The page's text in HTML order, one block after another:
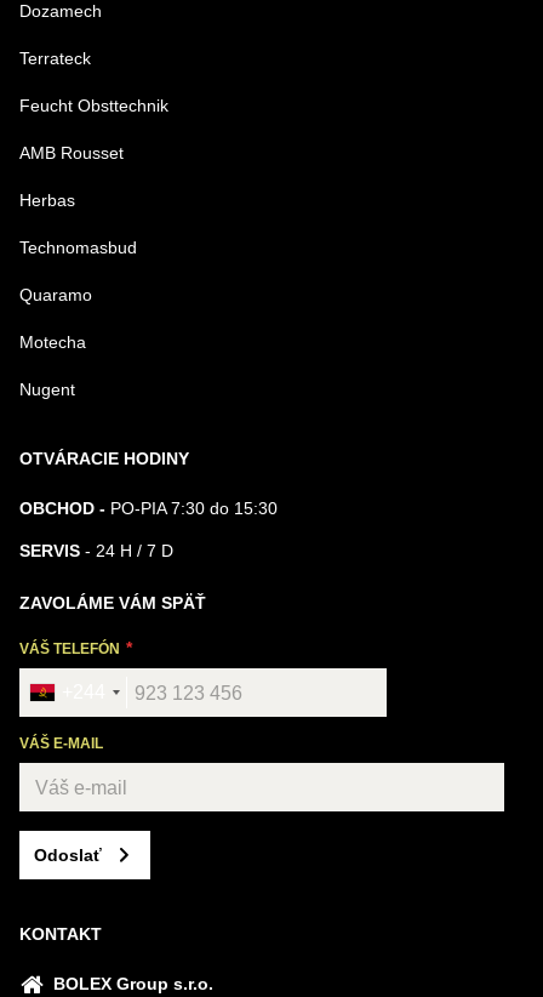
Dozamech
Terrateck
Feucht Obsttechnik
AMB Rousset
Herbas
Technomasbud
Quaramo
Motecha
Nugent
OTVÁRACIE HODINY
OBCHOD - PO-PIA 7:30 do 15:30
SERVIS - 24 H / 7 D
ZAVOLÁME VÁM SPÄŤ
VÁŠ TELEFÓN
VÁŠ E-MAIL
Odoslať
KONTAKT
BOLEX Group s.r.o.